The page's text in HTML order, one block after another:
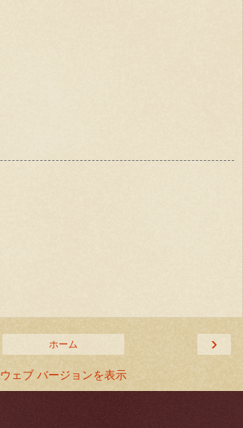
›
ホーム
ウェブ バージョンを表示